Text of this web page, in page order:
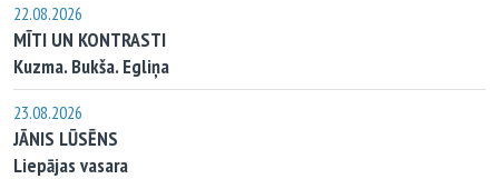
22.08.2026
MĪTI UN KONTRASTI
Kuzma. Bukša. Egliņa
23.08.2026
JĀNIS LŪSĒNS
Liepājas vasara